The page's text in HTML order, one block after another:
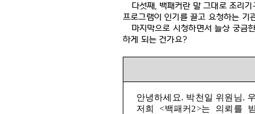
다섯째, 백패커란 말 그대로 조리
프로그램이 인기를 끌고 요청하는 기
마지막으로 시청하면서 늘상 궁금
하게 되는 건가요?
안녕하세요. 박천일 위원님.
저희
<백패커 2>는 의뢰를